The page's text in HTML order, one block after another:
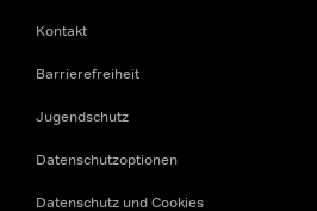
Kontakt
Barrierefreiheit
Jugendschutz
Datenschutzoptionen
Datenschutz und Cookies